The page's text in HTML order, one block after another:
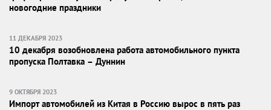
новогодние праздники
11 ДЕКАБРЯ 2023
10 декабря возобновлена работа автомобильного пункта
пропуска Полтавка – Дуннин
9 ОКТЯБРЯ 2023
Импорт автомобилей из Китая в Россию вырос в пять раз